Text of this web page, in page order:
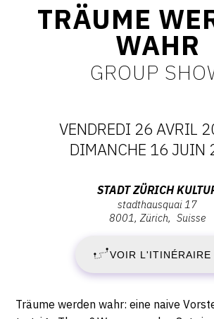
INSTAGRAM
FACEBOOK
PINTEREST
TRÄUME
WAHR
GROUP
:
26
2019
VENDREDI 26 AVRIL
DIMANCHE 16 JUIN
Stadthausquai
17,
8001
STADT ZÜRICH
stadthausquai 17
8001 Zürich Suisse
VOIR L'ITINÉRAIRE
Description,
Träume werden wahr: eine naive